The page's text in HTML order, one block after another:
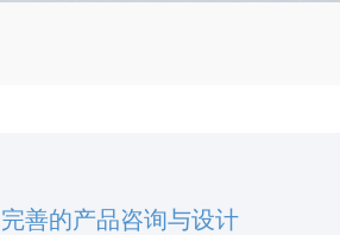
完善的产品咨询与设计